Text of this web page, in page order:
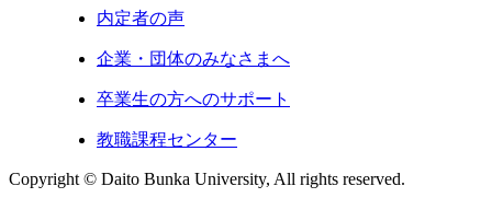
内定者の声
企業・団体のみなさまへ
卒業生の方へのサポート
教職課程センター
Copyright © Daito Bunka University, All rights reserved.